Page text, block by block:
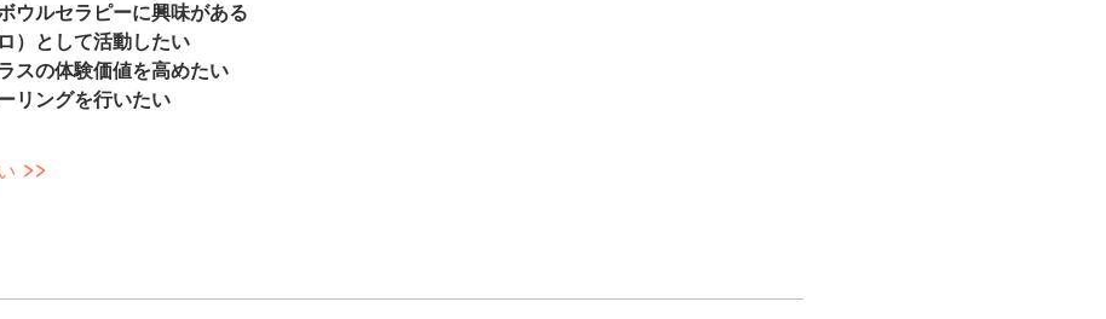
ウルセラピーに興味がある
）として活動したい
スの体験価値を高めたい
リングを行いたい​
>>